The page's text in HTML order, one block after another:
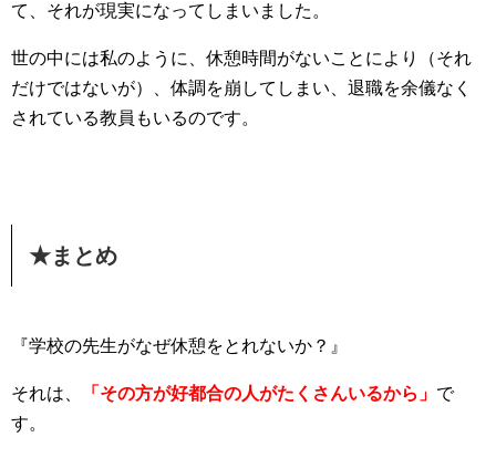
て、それが現実になってしまいました。
世の中には私のように、休憩時間がないことにより（それ
だけではないが）、体調を崩してしまい、退職を余儀なく
されている教員もいるのです。
★まとめ
『学校の先生がなぜ休憩をとれないか？』
それは、 「その方が好都合の人がたくさんいるから」 で
す。